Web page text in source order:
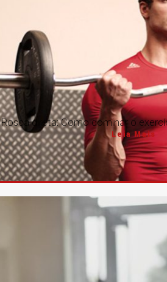
Rosca direta: Como dominar o
Leia Mais